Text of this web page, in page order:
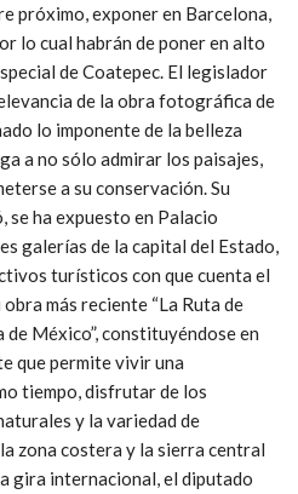
próximo, exponer en Barcelona,
lo cual habrán de poner en alto
de Coatepec. El legislador
de la obra fotográfica de
lo imponente de la belleza
a no sólo admirar los paisajes,
a su conservación. Su
ha expuesto en Palacio
galerías de la capital del Estado,
turísticos con que cuenta el
más reciente “La Ruta de
México”, constituyéndose en
que permite vivir una
tiempo, disfrutar de los
y la variedad de
zona costera y la sierra central
gira internacional, el diputado